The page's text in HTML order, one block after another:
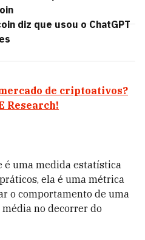
diz que usou o ChatGPT
de criptoativos?
Research!
é uma medida estatística
ela é uma métrica
o comportamento de uma
no decorrer do